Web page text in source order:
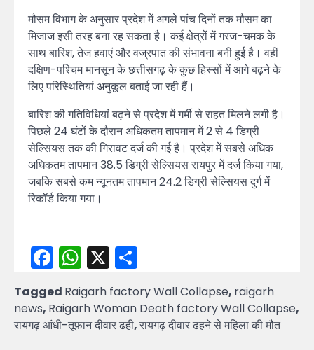
मौसम विभाग के अनुसार प्रदेश में अगले पांच दिनों तक मौसम का
मिजाज इसी तरह बना रह सकता है। कई क्षेत्रों में गरज-चमक के
साथ बारिश, तेज हवाएं और वज्रपात की संभावना बनी हुई है। वहीं
दक्षिण-पश्चिम मानसून के छत्तीसगढ़ के कुछ हिस्सों में आगे बढ़ने के
लिए परिस्थितियां अनुकूल बताई जा रही हैं।
बारिश की गतिविधियां बढ़ने से प्रदेश में गर्मी से राहत मिलने लगी है।
पिछले 24 घंटों के दौरान अधिकतम तापमान में 2 से 4 डिग्री
सेल्सियस तक की गिरावट दर्ज की गई है। प्रदेश में सबसे अधिक
अधिकतम तापमान 38.5 डिग्री सेल्सियस रायपुर में दर्ज किया गया,
जबकि सबसे कम न्यूनतम तापमान 24.2 डिग्री सेल्सियस दुर्ग में
रिकॉर्ड किया गया।
Facebook
WhatsApp
X
Tagged Raigarh factory Wall Collapse, raigarh
news, Raigarh Woman Death factory Wall Collapse,
रायगढ़ आंधी-तूफान दीवार ढही,रायगढ़ दीवार ढहने से महिला की मौत